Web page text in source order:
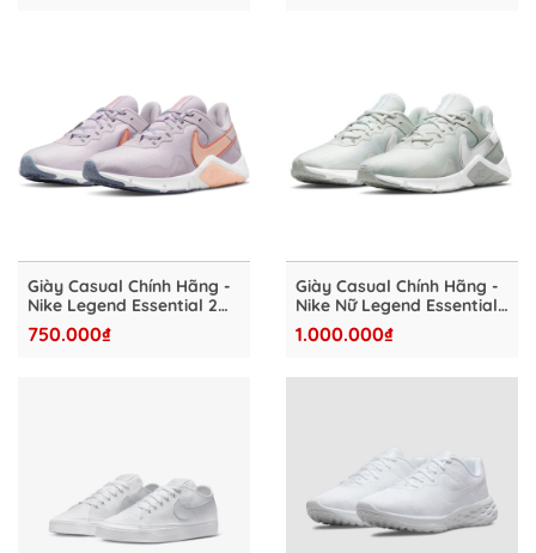
Giày Casual Chính Hãng -
Nike Legend Essential 2
Nữ "Pink" - CQ9545-500
750.000₫
Giày Casual Chính Hãng -
Nike Nữ Legend Essential
2 "Silver" - CQ9545-012
1.000.000₫